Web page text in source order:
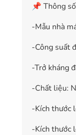
📌 Thông
-Mẫu nhà
-Công suất
-Trở kháng
-Chất liệu:
-Kích thước
-Kích thước